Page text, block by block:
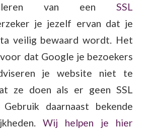
van eenSSL
je jezelf ervan dat je
veilig bewaard wordt. Het
dat Google je bezoekers
je website niet te
ze doen als er geen SSL
daarnaast bekende
Wij helpen je hier